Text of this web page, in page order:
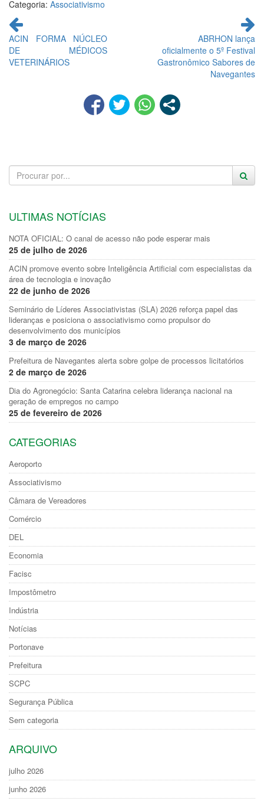
Categoria: Associativismo
Continue
lendo
ACIN FORMA NÚCLEO
DE MÉDICOS
VETERINÁRIOS
ABRHON lança
oficialmente o 5º Festival
Gastronômico Sabores de
Navegantes
ULTIMAS NOTÍCIAS
NOTA OFICIAL: O canal de acesso não pode esperar mais
25 de julho de 2026
ACIN promove evento sobre Inteligência Artificial com especialistas da
área de tecnologia e inovação
22 de junho de 2026
Seminário de Líderes Associativistas (SLA) 2026 reforça papel das
lideranças e posiciona o associativismo como propulsor do
desenvolvimento dos municípios
3 de março de 2026
Prefeitura de Navegantes alerta sobre golpe de processos licitatórios
2 de março de 2026
Dia do Agronegócio: Santa Catarina celebra liderança nacional na
geração de empregos no campo
25 de fevereiro de 2026
CATEGORIAS
Aeroporto
Associativismo
Câmara de Vereadores
Comércio
DEL
Economia
Facisc
Impostômetro
Indústria
Notícias
Portonave
Prefeitura
SCPC
Segurança Pública
Sem categoria
ARQUIVO
julho 2026
junho 2026